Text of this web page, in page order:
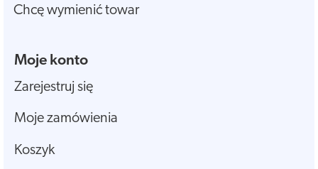
Chcę wymienić towar
Moje konto
Zarejestruj się
Moje zamówienia
Koszyk